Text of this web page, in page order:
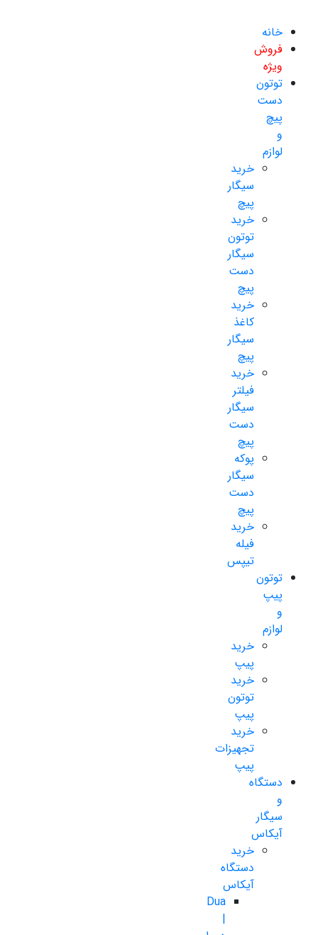
خانه
فروش
ویژه
توتون
دست
پیچ
و
لوازم
خرید
سیگار
پیچ
خرید
توتون
سیگار
دست
پیچ
خرید
کاغذ
سیگار
پیچ
خرید
فیلتر
سیگار
دست
پیچ
پوکه
سیگار
دست
پیچ
خرید
فیله
تیپس
توتون
پیپ
و
لوازم
خرید
پیپ
خرید
توتون
پیپ
خرید
تجهیزات
پیپ
دستگاه
و
سیگار
آیکاس
خرید
دستگاه
آیکاس
Dua
|